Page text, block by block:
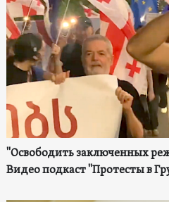
"Освободить заключенных
Видео подкаст "Протесты в